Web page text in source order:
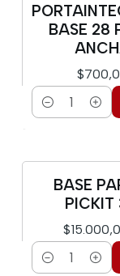
BASE 28
Cantidad
BASE
PICKIT
Cantidad